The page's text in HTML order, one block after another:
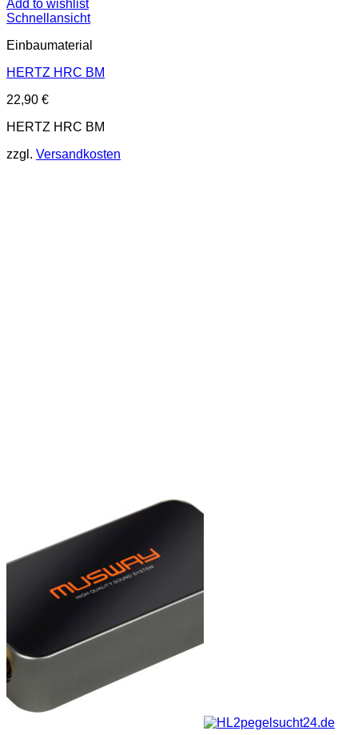
Add to wishlist
Schnellansicht
Einbaumaterial
HERTZ HRC BM
22,90 €
HERTZ HRC BM
zzgl. Versandkosten